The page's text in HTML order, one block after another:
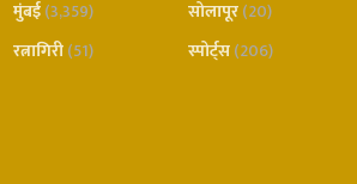
मुंबई(3,359)
रत्नागिरी(51)
सोलापूर(20)
स्पोर्ट्स(206)